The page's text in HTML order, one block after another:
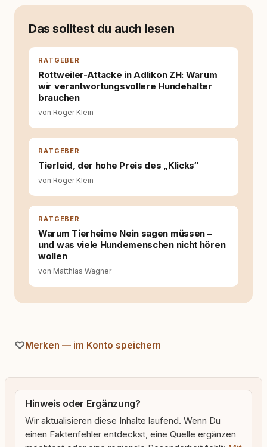
moderner Hundeerziehung
entsteht echte Bindung dort, wo Verständnis
Wissen ersetzt – nicht umgekehrt. Aus dieser
Entwicklung entstand rundum.dog – ein
Wissens- und Serviceportal für
Hundehalter:innen in Deutschland, Österreich
Tierschutz beginnt mit Wissen. Wer seinen
Hund versteht, trifft bessere Entscheidungen –
für ein Zusammenleben, das beiden guttut.
Das solltest du auch lesen
RATGEBER
Rottweiler-Attacke in Adlikon ZH: Warum
wir verantwortungsvollere Hundehalter
brauchen
von Roger Klein
RATGEBER
Tierleid, der hohe Preis des „Klicks“
von Roger Klein
RATGEBER
Warum Tierheime Nein sagen müssen –
und was viele Hundemenschen nicht hören
wollen
von Matthias Wagner
Merken — im Konto speichern
Hinweis oder Ergänzung?
Wir aktualisieren diese Inhalte laufend. Wenn Du
einen Faktenfehler entdeckst, eine Quelle ergänzen